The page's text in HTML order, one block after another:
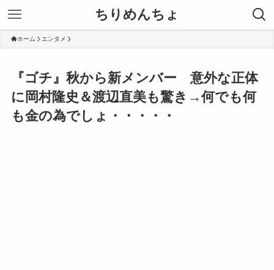
ちりめんちょ
ホーム エンタメ
『ゴチ』秋から新メンバー 意外な正体
に岡村隆史＆渡辺直美も驚き→何でも何
も金の為でしょ・・・・・